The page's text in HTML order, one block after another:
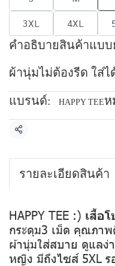
3XL
4XL
คำอธิบายสินค้าแบบ
ผ้านุ่มไม่ต้องรีด ใส่
แบรนด์: HAPPY TEEห
แชร์
รายละเอียดสินค้า
HAPPY TEE :) เสื้อ
กระดุม3 เม็ด คุณภาพ
ผ้านุ่มใส่สบาย ดูแลง่
หญิง มีถึงไซส์ 5XL ร